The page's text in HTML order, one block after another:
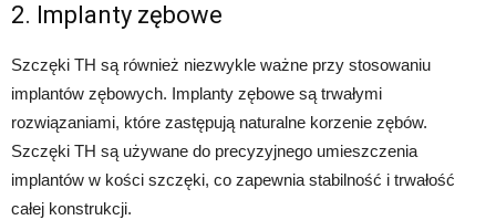
2. Implanty zębowe
Szczęki TH są również niezwykle ważne przy stosowaniu
implantów zębowych. Implanty zębowe są trwałymi
rozwiązaniami, które zastępują naturalne korzenie zębów.
Szczęki TH są używane do precyzyjnego umieszczenia
implantów w kości szczęki, co zapewnia stabilność i trwałość
całej konstrukcji.